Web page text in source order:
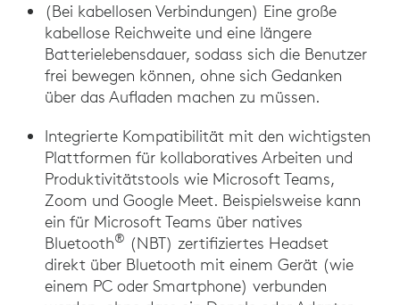
(Bei kabellosen Verbindungen) Eine große
kabellose Reichweite und eine längere
Batterielebensdauer, sodass sich die Benutzer
frei bewegen können, ohne sich Gedanken
über das Aufladen machen zu müssen.
Integrierte Kompatibilität mit den wichtigsten
Plattformen für kollaboratives Arbeiten und
Produktivitätstools wie Microsoft Teams,
Zoom und Google Meet. Beispielsweise kann
ein für Microsoft Teams über natives
Bluetooth® (NBT) zertifiziertes Headset
direkt über Bluetooth mit einem Gerät (wie
einem PC oder Smartphone) verbunden